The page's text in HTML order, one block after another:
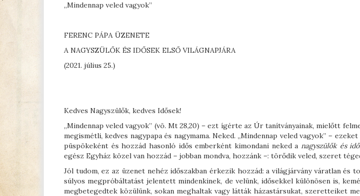
„Mindennap veled vagyok”
FERENC PÁPA ÜZENETE
A NAGYSZÜLŐK ÉS IDŐSEK ELSŐ VILÁGNAPJÁRA
(2021. július 25.)
Kedves Nagyszülők, kedves Idősek!
„Mindennap veled vagyok” (vö. Mt 28,20) – ezt ígérte az Úr tanítványainak, mielőtt
megismétli, kedves nagypapa és nagymama. Neked. „Mindennap veled vagyok” –
püspökeként és hozzád hasonló idős emberként kimondani neked a nagyszülők és
egész Egyház közel van hozzád – jobban mondva, hozzánk –: törődik veled, szeret
Jól tudom, ez az üzenet nehéz időszakban érkezik hozzád: a világjárvány váratlan és
súlyos megpróbáltatást jelentett mindenkinek, de velünk, idősekkel különösen is,
megbetegedtek közülünk, sokan meghaltak vagy látták házastársukat, szeretteiket